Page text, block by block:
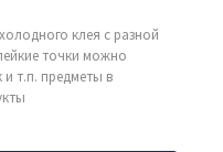
клея с разной
точки можно
т.п. предметы в